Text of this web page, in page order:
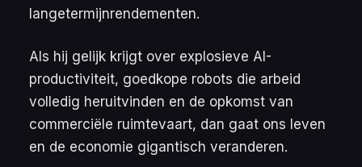
langetermijnrendementen.
Als hij gelijk krijgt over explosieve AI-
productiviteit, goedkope robots die arbeid
volledig heruitvinden en de opkomst van
commerciële ruimtevaart, dan gaat ons leven
en de economie gigantisch veranderen.